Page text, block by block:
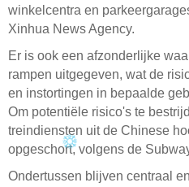
winkelcentra en
Xinhua News Agency.
Er is ook een afzonderlijke
rampen uitgegeven, wat de
en instortingen in bepaalde
Om potentiële risico's te
treindiensten uit de Chinese
opgeschort, volgens de
Ondertussen blijven centraal